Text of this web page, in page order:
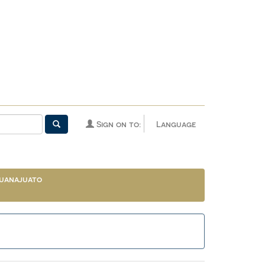
Language
Sign on to: